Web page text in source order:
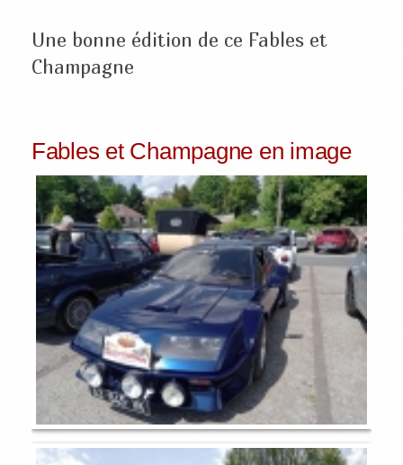
Une bonne édition de ce Fables et
Champagne
Fables et Champagne en image